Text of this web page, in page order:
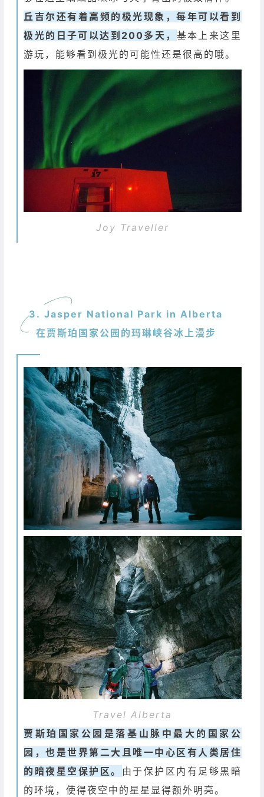
丘吉尔还有着高频的极光现象，每年可以看到
极光的日子可以达到200多天， 基本上来这里
游玩，能够看到极光的可能性还是很高的哦。
Joy Traveller
3. Jasper National Park in Alberta
在贾斯珀国家公园的玛琳峡谷冰上漫步
Travel Alberta
贾斯珀国家公园是落基山脉中最大的国家公
园，也是世界第二大且唯一中心区有人类居住
的暗夜星空保护区。 由于保护区内有足够黑暗
的环境，使得夜空中的星星显得额外明亮。